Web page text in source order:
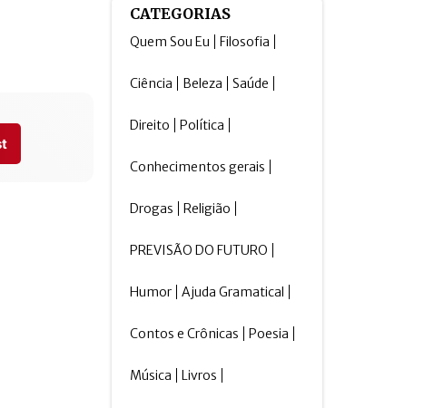
CATEGORIAS
Quem Sou Eu Filosofia
Ciência Beleza Saúde
Direito Política
Conhecimentos gerais
Drogas Religião
PREVISÃO DO FUTURO
Humor Ajuda Gramatical
Contos e Crônicas Poesia
Música Livros